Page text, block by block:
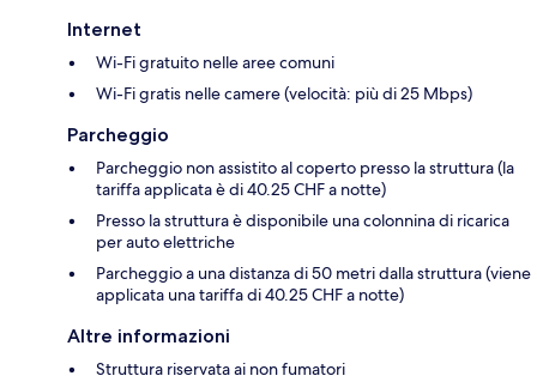
Internet
Wi-Fi gratuito nelle aree comuni
Wi-Fi gratis nelle camere (velocità: più di 25 Mbps)
Parcheggio
Parcheggio non assistito al coperto presso la struttura (la
tariffa applicata è di 40.25 CHF a notte)
Presso la struttura è disponibile una colonnina di ricarica
per auto elettriche
Parcheggio a una distanza di 50 metri dalla struttura (viene
applicata una tariffa di 40.25 CHF a notte)
Altre informazioni
Struttura riservata ai non fumatori